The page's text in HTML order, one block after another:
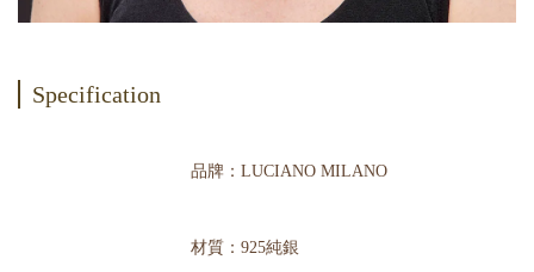
Specification
品牌：LUCIANO MILANO
材質：925純銀